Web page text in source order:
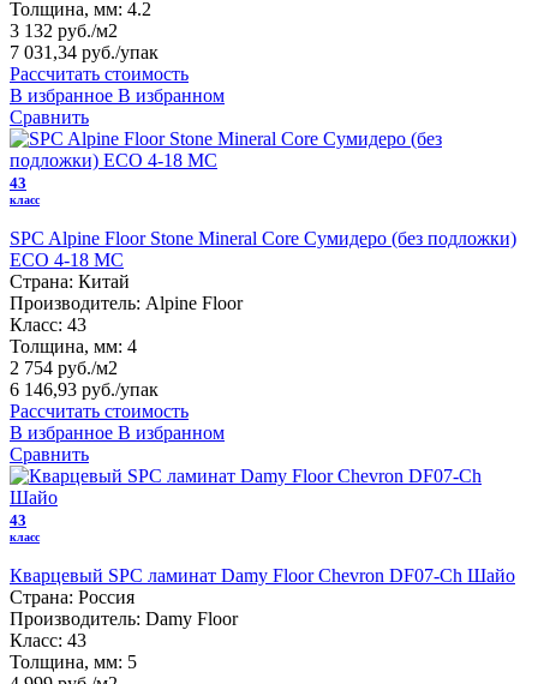
Толщина, мм: 4.2
3 132 руб./м2
7 031,34 руб./упак
Рассчитать стоимость
В избранное В избранном
Сравнить
43
класс
SPC Alpine Floor Stone Mineral Core Сумидеро (без подложки)
ЕСО 4-18 MC
Страна: Китай
Производитель: Alpine Floor
Класс: 43
Толщина, мм: 4
2 754 руб./м2
6 146,93 руб./упак
Рассчитать стоимость
В избранное В избранном
Сравнить
43
класс
Кварцевый SPC ламинат Damy Floor Chevron DF07-Ch Шайо
Страна: Россия
Производитель: Damy Floor
Класс: 43
Толщина, мм: 5